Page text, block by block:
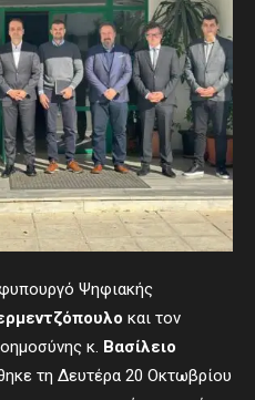
Ψηφιακής
και τον
κ. Βασίλειο
τη Δευτέρα 20 Οκτωβρίου